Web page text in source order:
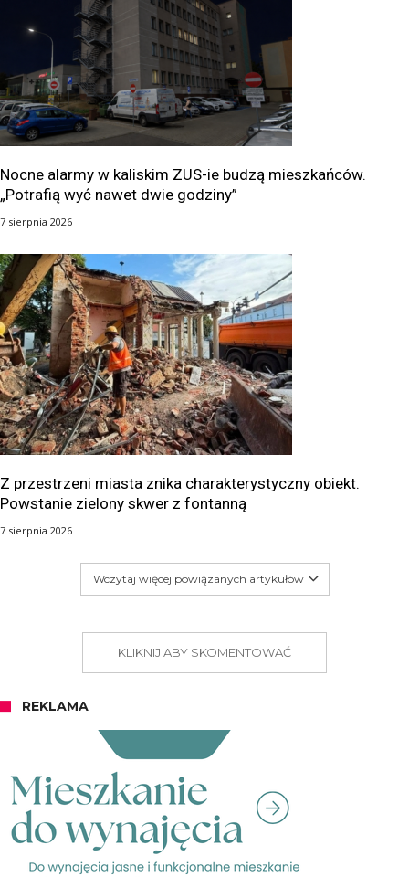
Nocne alarmy w kaliskim ZUS-ie budzą mieszkańców.
„Potrafią wyć nawet dwie godziny”
7 sierpnia 2026
Z przestrzeni miasta znika charakterystyczny obiekt.
Powstanie zielony skwer z fontanną
7 sierpnia 2026
Wczytaj więcej powiązanych artykułów
KLIKNIJ ABY SKOMENTOWAĆ
REKLAMA